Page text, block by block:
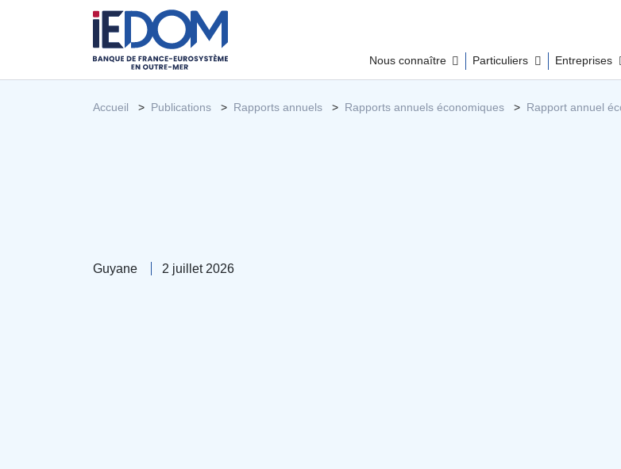
Nous connaître Particuliers Entreprises
Accueil Publications Rapports annuels Rapports annuels économiques Rapport annuel
Guyane 2 juillet 2026